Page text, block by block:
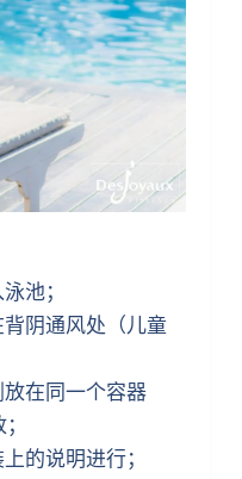
池；
阴通风处（儿童
在同一个容器
的说明进行；